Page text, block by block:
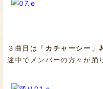
３曲目は 「カチャーシー」♪
途中でメンバーの方々が踊